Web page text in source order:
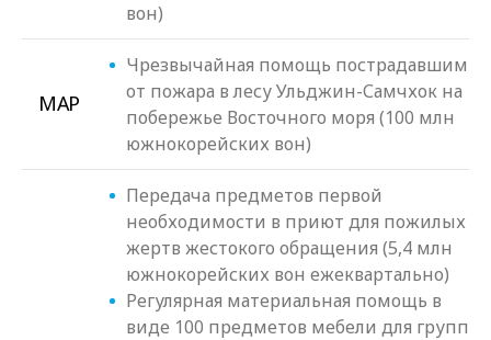
вон)
МАР
Чрезвычайная помощь пострадавшим
от пожара в лесу Ульджин-Самчхок на
побережье Восточного моря (100 млн
южнокорейских вон)
Передача предметов первой
необходимости в приют для пожилых
жертв жестокого обращения (5,4 млн
южнокорейских вон ежеквартально)
Регулярная материальная помощь в
виде 100 предметов мебели для групп